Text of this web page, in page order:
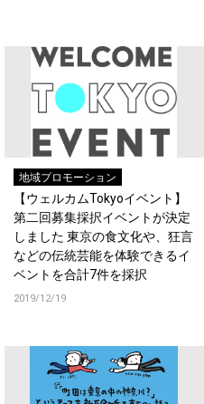
地域プロモーション
【ウェルカムTokyoイベント】
第二回募集採択イベントが決定
しました 東京の食文化や、狂言
などの伝統芸能を体験できるイ
ベントを合計7件を採択
2019/12/19